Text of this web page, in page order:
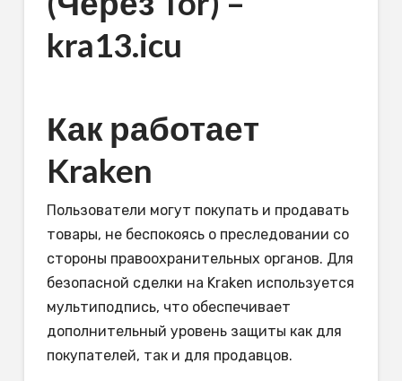
kra13.icu
Как работает
Kraken
Пользователи могут покупать и продавать
товары, не беспокоясь о преследовании со
стороны правоохранительных органов. Для
безопасной сделки на Kraken используется
мультиподпись, что обеспечивает
дополнительный уровень защиты как для
покупателей, так и для продавцов.